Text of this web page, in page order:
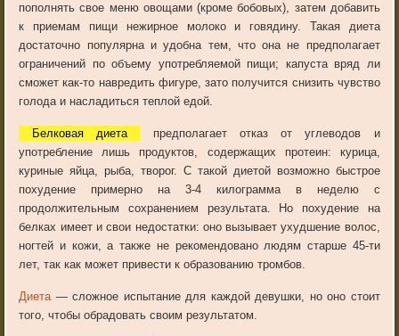
пополнять свое меню овощами (кроме бобовых), затем добавить
к приемам пищи нежирное молоко и говядину. Такая диета
достаточно популярна и удобна тем, что она не предполагает
ограничений по объему употребляемой пищи; капуста вряд ли
сможет как-то навредить фигуре, зато получится снизить чувство
голода и насладиться теплой едой.
Белковая диета
предполагает отказ от углеводов и
употребление лишь продуктов, содержащих протеин: курица,
куриные яйца, рыба, творог. С такой диетой возможно быстрое
похудение примерно на 3-4 килограмма в неделю с
продолжительным сохранением результата. Но похудение на
белках имеет и свои недостатки: оно вызывает ухудшение волос,
ногтей и кожи, а также не рекомендовано людям старше 45-ти
лет, так как может привести к образованию тромбов.
Диета— сложное испытание для каждой девушки, но оно стоит
того, чтобы обрадовать своим результатом.